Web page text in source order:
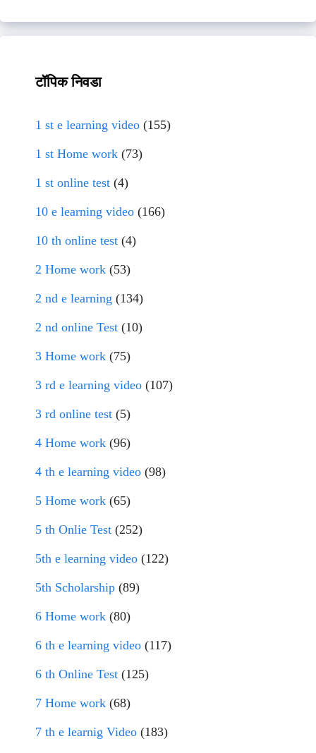
टॉपिक निवडा
1 st e learning video (155)
1 st Home work (73)
1 st online test (4)
10 e learning video (166)
10 th online test (4)
2 Home work (53)
2 nd e learning (134)
2 nd online Test (10)
3 Home work (75)
3 rd e learning video (107)
3 rd online test (5)
4 Home work (96)
4 th e learning video (98)
5 Home work (65)
5 th Onlie Test (252)
5th e learning video (122)
5th Scholarship (89)
6 Home work (80)
6 th e learning video (117)
6 th Online Test (125)
7 Home work (68)
7 th e learnig Video (183)